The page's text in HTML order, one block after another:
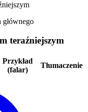
teraźniejszym
Przykład
(falar)
Tłumaczenie